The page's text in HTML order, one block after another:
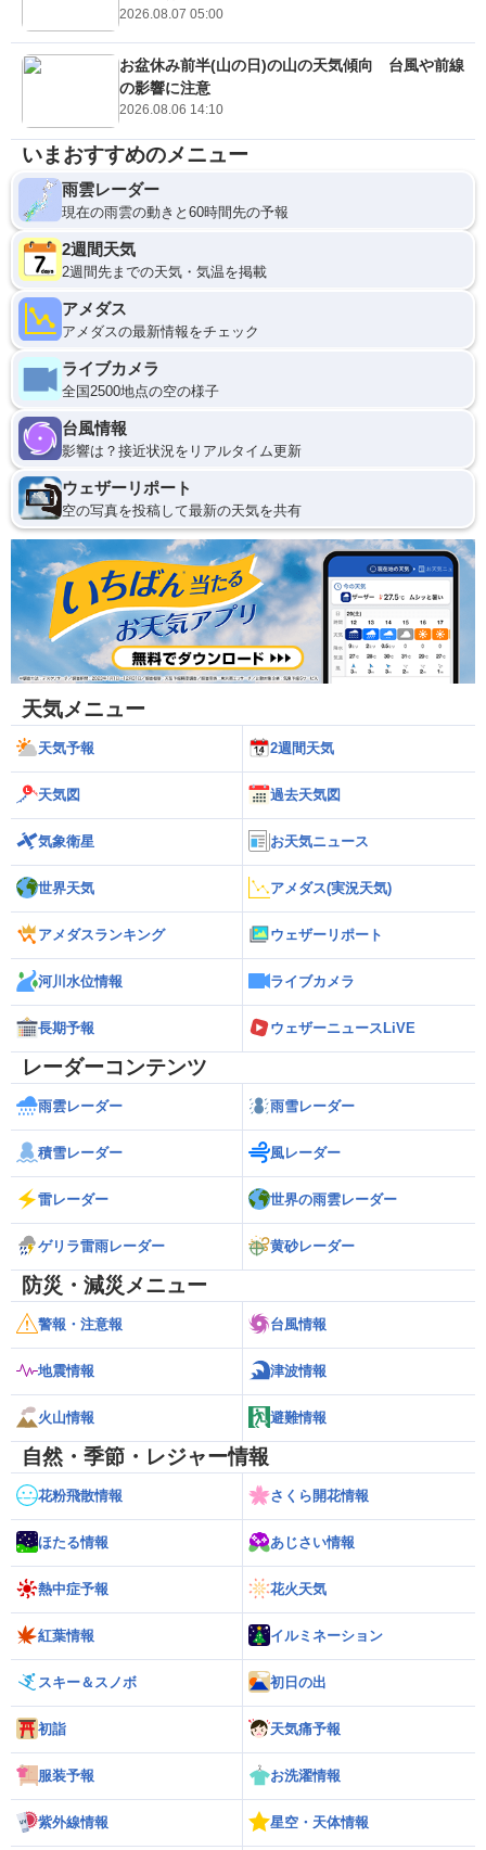
2026.08.07 05:00
お盆休み前半(山の日)の山の天気傾向 台風や前線
の影響に注意
2026.08.06 14:10
いまおすすめのメニュー
雨雲レーダー
現在の雨雲の動きと60時間先の予報
2週間天気
2週間先までの天気・気温を掲載
アメダス
アメダスの最新情報をチェック
ライブカメラ
全国2500地点の空の様子
台風情報
影響は？接近状況をリアルタイム更新
ウェザーリポート
空の写真を投稿して最新の天気を共有
天気メニュー
天気予報 2週間天気
天気図 過去天気図
気象衛星 お天気ニュース
世界天気 アメダス(実況天気)
アメダスランキング ウェザーリポート
河川水位情報 ライブカメラ
長期予報 ウェザーニュースLiVE
レーダーコンテンツ
雨雲レーダー 雨雪レーダー
積雪レーダー 風レーダー
雷レーダー 世界の雨雲レーダー
ゲリラ雷雨レーダー 黄砂レーダー
防災・減災メニュー
警報・注意報 台風情報
地震情報 津波情報
火山情報 避難情報
自然・季節・レジャー情報
花粉飛散情報 さくら開花情報
ほたる情報 あじさい情報
熱中症予報 花火天気
紅葉情報 イルミネーション
スキー＆スノボ 初日の出
初詣 天気痛予報
服装予報 お洗濯情報
紫外線情報 星空・天体情報